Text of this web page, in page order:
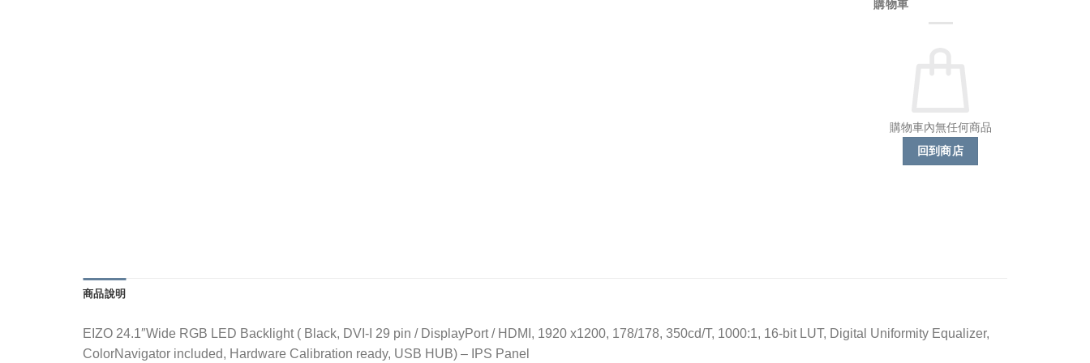
購物車
購物車內無任何商品
回到商店
商品說明
EIZO 24.1″Wide RGB LED Backlight ( Black, DVI-I 29 pin / DisplayPort / HDMI, 1920 x1200, 178/178, 350cd/T, 1000:1, 16-bit LUT, Digital Uniformity Equalizer,
ColorNavigator included, Hardware Calibration ready, USB HUB) – IPS Panel